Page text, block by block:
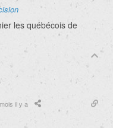
les québécois de
il y a